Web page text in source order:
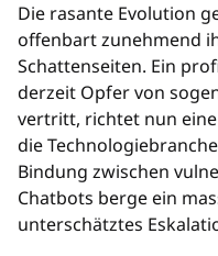
Die rasante Evolution
offenbart zunehmend
Schattenseiten. Ein
derzeit Opfer von
vertritt, richtet nun
die
Bindung zwischen
Chatbots berge ein
unterschätztes